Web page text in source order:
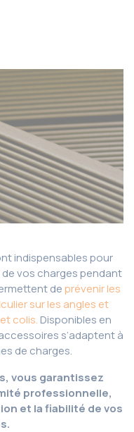
indispensables pour
vos charges pendant
deprévenir les
sur les angles et
colis. Disponibles en
s’adaptent à
de charges.
vous garantissez
professionnelle,
et la fiabilité de vos